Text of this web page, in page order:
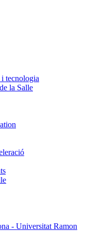
tecnologia
la Salle
- Universitat Ramon